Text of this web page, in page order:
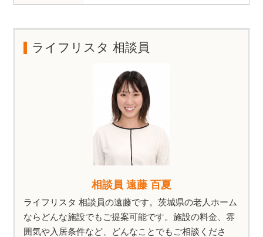
ライフリスタ 相談員
相談員 遠藤 百夏
ライフリスタ 相談員の遠藤です。茨城県の老人ホーム
ならどんな施設でもご提案可能です。施設の料金、雰
囲気や入居条件など、どんなことでもご相談くださ